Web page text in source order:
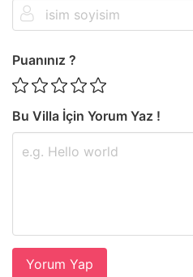
Puanınız ?
Bu Villa İçin Yorum Yaz !
Yorum Yap